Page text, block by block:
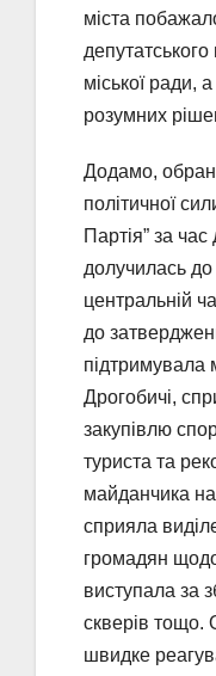
міста
міської ради,
розумних
Додамо,
політичної
Партія” за час
долучилась
центральній
до
підтримувала
Дрогобичі,
закупівлю
туриста та
майданчика
сприяла
громадян щодо
виступала за
скверів тощо.
швидке